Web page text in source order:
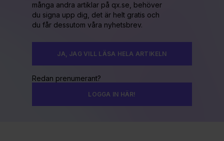
många andra artiklar på qx.se, behöver
du signa upp dig, det är helt gratis och
du får dessutom våra nyhetsbrev.
JA, JAG VILL LÄSA HELA ARTIKELN
Redan prenumerant?
LOGGA IN HÄR!